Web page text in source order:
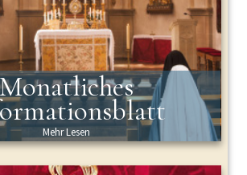
Mehr Lesen